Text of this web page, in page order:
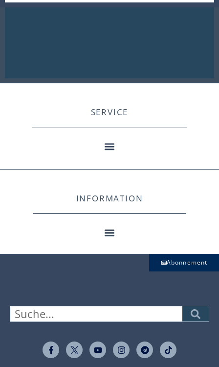
SERVICE
INFORMATION
Abonnement